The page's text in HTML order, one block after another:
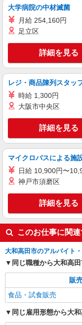
大学病院の中材滅菌
月給 254,160円
足立区
詳細を見る
レジ・商品陳列スタッ
時給 1,300円
大阪市中央区
詳細を見る
マイクロバスによる施
日給 10,900円〜
神戸市須磨区
詳細を見る
このお仕事に関
大和高田市のアルバイト
同じ職種から大和高
販
食品・試食販売
同じ雇用形態から大